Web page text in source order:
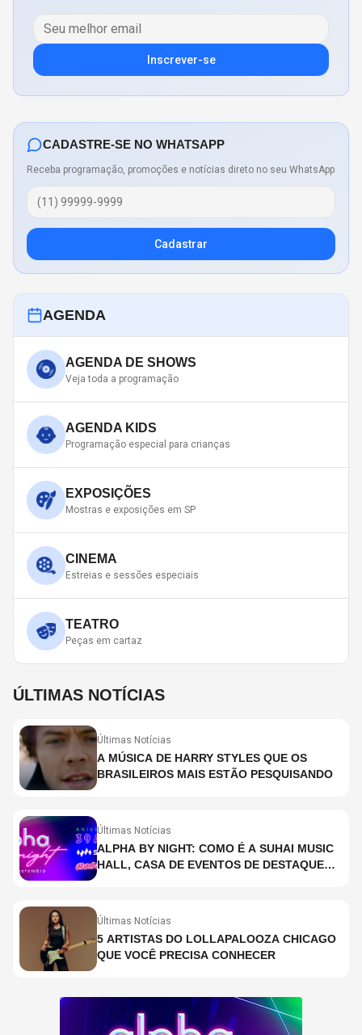
Inscrever-se
CADASTRE-SE NO WHATSAPP
Receba programação, promoções e notícias direto no seu WhatsApp
Cadastrar
AGENDA
AGENDA DE SHOWS
Veja toda a programação
AGENDA KIDS
Programação especial para crianças
EXPOSIÇÕES
Mostras e exposições em SP
CINEMA
Estreias e sessões especiais
TEATRO
Peças em cartaz
ÚLTIMAS NOTÍCIAS
Últimas Notícias
A MÚSICA DE HARRY STYLES QUE OS
BRASILEIROS MAIS ESTÃO PESQUISANDO
Últimas Notícias
ALPHA BY NIGHT: COMO É A SUHAI MUSIC
HALL, CASA DE EVENTOS DE DESTAQUE
Últimas Notícias
5 ARTISTAS DO LOLLAPALOOZA CHICAGO
QUE VOCÊ PRECISA CONHECER